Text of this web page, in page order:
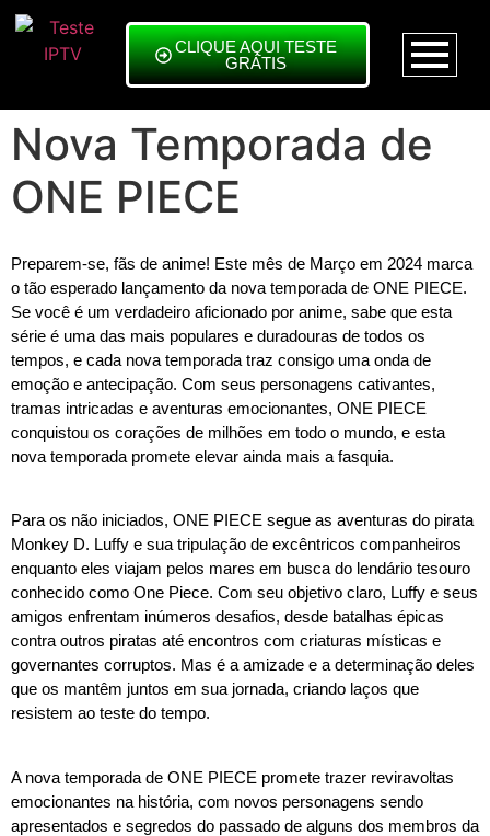
CLIQUE AQUI TESTE
GRÁTIS
Nova Temporada de
ONE PIECE
Preparem-se, fãs de anime! Este mês de Março em 2024 marca
o tão esperado lançamento da nova temporada de ONE PIECE.
Se você é um verdadeiro aficionado por anime, sabe que esta
série é uma das mais populares e duradouras de todos os
tempos, e cada nova temporada traz consigo uma onda de
emoção e antecipação. Com seus personagens cativantes,
tramas intricadas e aventuras emocionantes, ONE PIECE
conquistou os corações de milhões em todo o mundo, e esta
nova temporada promete elevar ainda mais a fasquia.
Para os não iniciados, ONE PIECE segue as aventuras do pirata
Monkey D. Luffy e sua tripulação de excêntricos companheiros
enquanto eles viajam pelos mares em busca do lendário tesouro
conhecido como One Piece. Com seu objetivo claro, Luffy e seus
amigos enfrentam inúmeros desafios, desde batalhas épicas
contra outros piratas até encontros com criaturas místicas e
governantes corruptos. Mas é a amizade e a determinação deles
que os mantêm juntos em sua jornada, criando laços que
resistem ao teste do tempo.
A nova temporada de ONE PIECE promete trazer reviravoltas
emocionantes na história, com novos personagens sendo
apresentados e segredos do passado de alguns dos membros da